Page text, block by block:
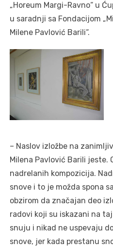
„Horeum Margi-Ravno“ u
u saradnji sa Fondacijom
Milene Pavlović Barili“.
– Naslov izložbe na
Milena Pavlović Barili jeste.
nadrelanih kompozicija.
snove i to je možda spona
obzirom da značajan deo
radovi koji su iskazani na
snuju i nikad ne uspevaju
snove, jer kada prestanu